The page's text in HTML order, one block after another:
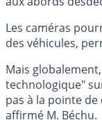
Les caméras
des véhicules,
Mais
technologique"
pas à la pointe
affirmé M. Béchu.